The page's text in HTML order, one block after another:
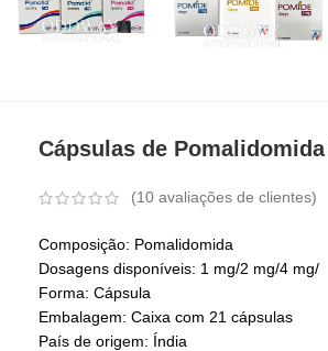
Cápsulas de
(10 avaliações de clientes)
Composição: Pomalidomida
Dosagens disponíveis: 1 mg/2 mg/4 mg/
Forma: Cápsula
Embalagem: Caixa com 21 cápsulas
País de origem: Índia